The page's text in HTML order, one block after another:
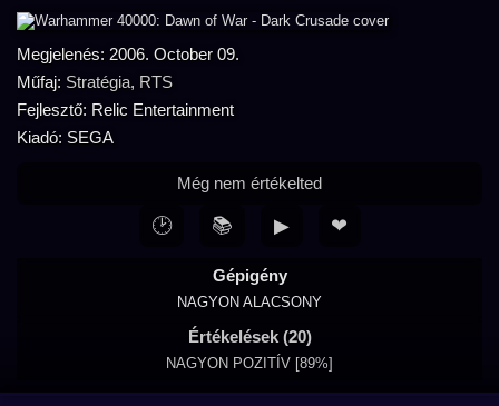
Megjelenés: 2006. October 09.
Műfaj: Stratégia, RTS
Fejlesztő: Relic Entertainment
Kiadó: SEGA
Gépigény
NAGYON ALACSONY
Értékelések (20)
NAGYON POZITÍV [89%]
Még nem értékelted
🕑 📚 ▶ ❤